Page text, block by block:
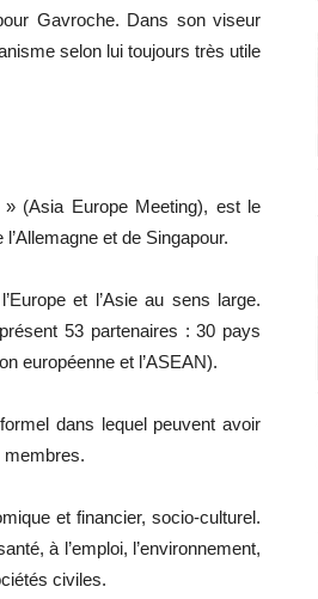
Gavroche. Dans son viseur
selon lui toujours très utile
(Asia Europe Meeting), est le
et de Singapour.
et l’Asie au sens large.
53 partenaires : 30 pays
européenne et l’ASEAN).
dans lequel peuvent avoir
membres.
et financier, socio-culturel.
à l’emploi, l’environnement,
civiles.